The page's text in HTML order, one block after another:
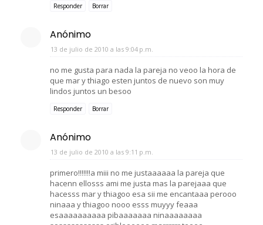
Responder Borrar
Anónimo
13 de julio de 2010 a las 9:04 p.m.
no me gusta para nada la pareja no veoo la hora de
que mar y thiago esten juntos de nuevo son muy
lindos juntos un besoo
Responder Borrar
Anónimo
13 de julio de 2010 a las 9:11 p.m.
primero!!!!!!!a miii no me justaaaaaa la pareja que
hacenn ellosss ami me justa mas la parejaaa que
hacesss mar y thiagoo esa sii me encantaaa perooo
ninaaa y thiagoo nooo esss muyyy feaaa
esaaaaaaaaaa pibaaaaaaa ninaaaaaaaa